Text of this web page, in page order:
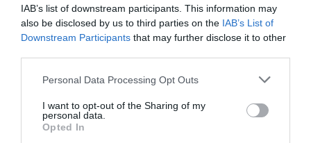
IAB’s list of downstream participants. This information may
also be disclosed by us to third parties on the IAB’s List of
Downstream Participants that may further disclose it to other
Personal Data Processing Opt Outs
I want to opt-out of the Sharing of my
personal data.
Opted In
atplhkta commenté l'article :
Contrôles aux frontières entre l’Espagne et l’Italie : des
Manfou a commenté l'article :
Pyramides, croisières et mer Rouge : l’Égypte mise sur